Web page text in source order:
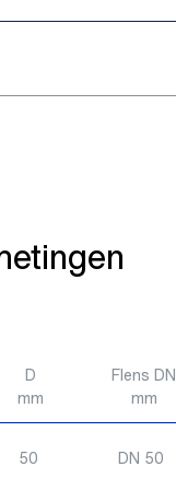
D
mm
Flens DN
mm
50 DN 50